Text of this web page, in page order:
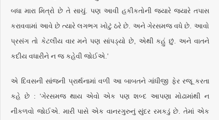
બધા મારા મિત્રો છે તે સાચું. પણ આવી હકીકતોની જ્યારે જ્યારે તપાસ
કરાવવામાં આવે છે ત્યારે લગભગ ખોટું ઠરે છે. અને ગેરસમજ વધે છે. આવો
પ્રસંગ તો કેટલીય વાર મને પણ સાંપડ્યો છે, એથી કહું છું. અને વાતને
કદીય વધારીને ન જ કહેવી જોઈએ.’
એ દિવસની સાંજની પ્રાર્થનામાં વળી આ બાબતને ગાંધીજી ફેર રજૂ કરતા
કહે છે : ‘ગેરસમજ થાય એવો એક પણ શબ્દ આપણા મોઢામાંથી ન
નીકળવો જોઈએ. મારી પાસે એક વાનરગુરુનું સુંદર રમકડું છે. તેમાં એક